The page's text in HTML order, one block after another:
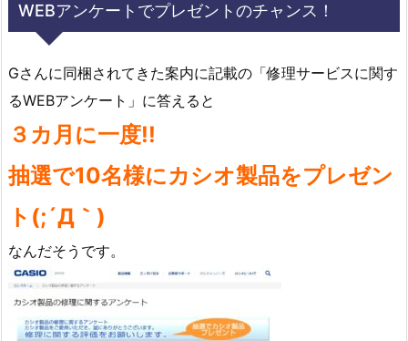
WEBアンケートでプレゼントのチャンス！
Gさんに同梱されてきた案内に記載の「修理サービスに関す
るWEBアンケート」に答えると
３カ月に一度!!
抽選で10名様にカシオ製品をプレゼン
ト(;´Д｀)
なんだそうです。